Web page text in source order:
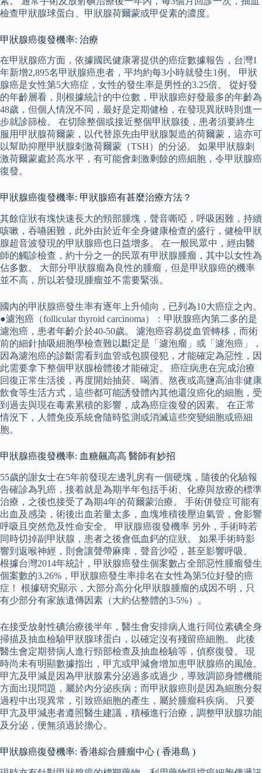
檢查甲狀腺球蛋白、甲狀腺荷爾蒙或甲促素的濃度。
甲狀腺癌復發機率: 治療
在甲狀腺癌方面，依據國民健康署提供的癌症數據報告，台灣1
年新增2,895名甲狀腺癌患者，平均約每3小時就發生1例。 甲狀
腺癌是女性第5大癌症，女性的發生率是男性的3.25倍。 從好發
的年齡層看，則根據統計的中位數，甲狀腺癌好發最多的年齡為
48歲，但個人情況不同，最好是定期健檢，在發現異狀時則進一
步就診篩檢。 在切除整個或接近整個甲狀腺後，患者須要終生
服用甲狀腺荷爾蒙，以代替原先由甲狀腺製造的荷爾蒙，這亦可
以幫助抑壓甲狀腺刺激荷爾蒙（TSH）的分泌。 如果甲狀腺刺
激荷爾蒙處於高水平，有可能會刺激剩餘的癌細胞，令甲狀腺癌
復發。
甲狀腺癌復發機率: 甲狀腺癌有甚麼治療方法？
其餘症狀有塊快速長大的頸部腫塊，聲音嘶啞，呼吸困難，持續
咳嗽，吞嚥困難，此外由於近年全身健康檢查的盛行，健檢甲狀
腺超音波發現的甲狀腺癌也日益增多。 在一般民眾中，經由醫
師的觸診檢查，約十分之一的民眾有甲狀腺腫瘤，其中以女性為
佔多數。 大部分甲狀腺瘤為良性的腫瘤，但是甲狀腺癌的機率
並不高，所以若發現腫瘤並不需要緊張。
國內的甲狀腺癌發生率有逐年上升傾向，已列為10大癌症之內。
●濾泡癌（follicular thyroid carcinoma）：甲狀腺癌內第二多的是
濾泡癌，患者年齡介於40-50歲。 濾泡癌容易從血管轉移，而術
前的細針抽吸細胞學檢查難以斷定是「濾泡瘤」或「濾泡癌」，
因為濾泡癌的診斷需看到血管或包膜侵犯，才能確定為惡性，因
此需要拿下整個甲狀腺檢體後才能確定。 癌症病患在完成治療
回復正常生活後，再度開始抽菸、喝酒、熬夜或高鹽高油非健康
飲食等生活方式，這些都可能誘發體內其他還沒癌化的細胞，受
到過去與現在毒素累積的影響，成為癌症復發的因素。 在正常
情況下，人體免疫系統會隨時監測或消滅這些突變細胞或癌細
胞。
甲狀腺癌復發機率: 血糖飆高高 醫師有妙招
55歲的謝女士在5年前發現左邊乳房有一個硬塊，隨後的化驗報
告確診為乳癌，接着就是為期半年包括手術、化療與放療的標準
治療，之後也接受了為期4年的荷爾蒙治療。 手術併發症可能有
出血及感染，術後出血若量太多，血塊堆積後壓迫氣管，會影響
呼吸且突然危及性命安全。 甲狀腺癌復發機率 另外，手術時若
同時切掉副甲狀腺，患者之後會低血鈣的症狀。 如果手術時影
響到返喉神經，則會讓聲帶麻痺，聲音沙啞，甚至影響呼吸。
根據台灣2014年統計，甲狀腺癌發生個案數占全部惡性腫瘤發生
個案數的3.26%，甲狀腺癌發生率排名在女性為第5位好發的癌
症！ 根據研究顯示，大部分高分化甲狀腺腫瘤的成因不明，只
有少部分有家族遺傳因素（大約佔整體的3-5%）。
在接受放射性碘治療後半年，醫生會安排病人進行同位素碘全身
掃描及抽血檢驗甲狀腺球蛋白，以確定沒有殘留癌細胞。 此後
醫生會定期替病人進行頸部檢查及抽血檢驗等，偵察復發。 現
時尚未有明顯數據指出，甲亢或甲減會增加患甲狀腺癌的風險。
甲亢及甲減是因為甲狀腺素分泌過多或過少，導致調節身體機能
方面出現問題，屬於內分泌疾病；而甲狀腺癌則是因為細胞分裂
過程中出現異常，引致癌細胞的產生，屬於腫瘤科疾病。 只要
甲亢及甲減患者遵照醫生建議，積極進行治療，調整甲狀腺功能
及分泌，便無須過於擔心。
甲狀腺癌復發機率: 香港綜合腫瘤中心 ( 香港島 )